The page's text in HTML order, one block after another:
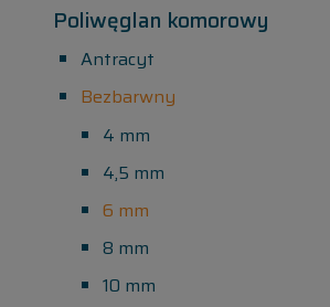
Poliwęglan komorowy
Antracyt
Bezbarwny
4 mm
4,5 mm
6 mm
8 mm
10 mm